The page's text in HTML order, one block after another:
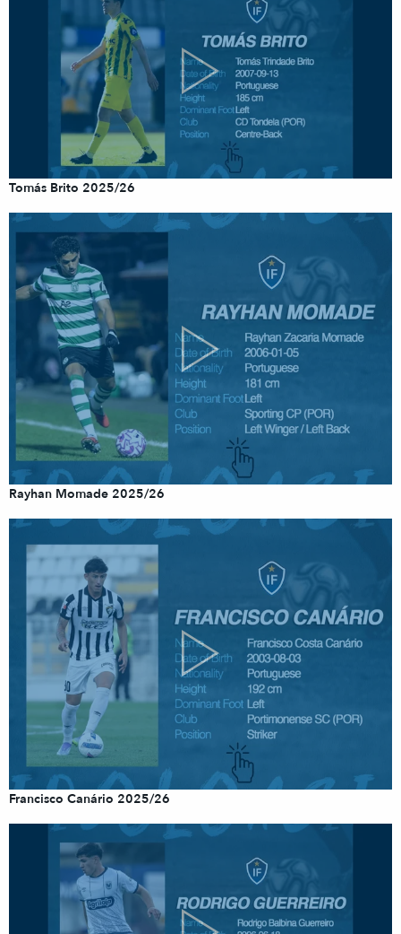
Tomás Brito 2025/26
Rayhan Momade 2025/26
Francisco Canário 2025/26